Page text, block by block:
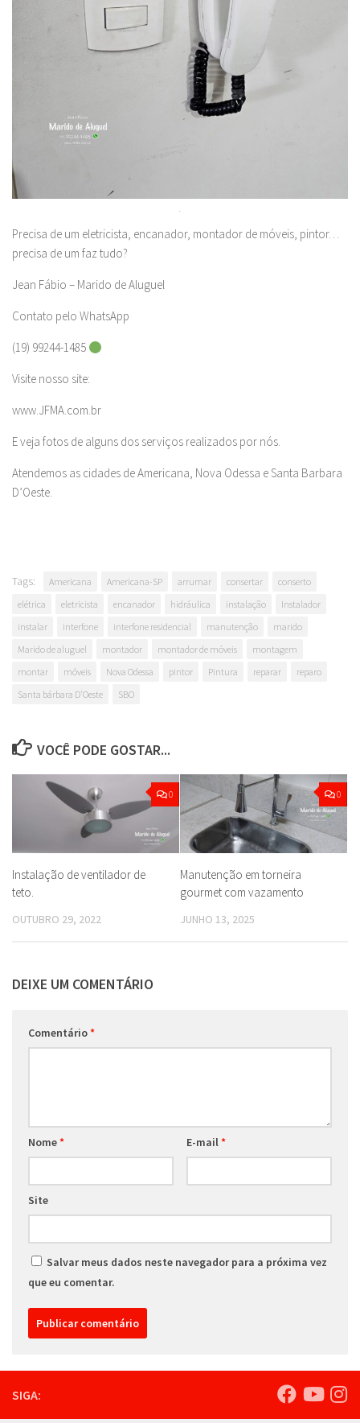
.
Precisa de um eletricista, encanador, montador de móveis, pintor…
precisa de um faz tudo?
Jean Fábio – Marido de Aluguel
Contato pelo WhatsApp
(19) 99244-1485
Visite nosso site:
www.JFMA.com.br
E veja fotos de alguns dos serviços realizados por nós.
Atendemos as cidades de Americana, Nova Odessa e Santa Barbara
D’Oeste.
Tags: Americana Americana-SP arrumar consertar
conserto
elétrica
eletricista encanador hidráulica instalação
Instalador
instalar
interfone interfone residencial manutenção
marido
Marido de aluguel
montador montador de móveis
montagem
montar
móveis Nova Odessa pintor Pintura reparar
reparo
Santa bárbara D'Oeste
SBO
VOCÊ PODE GOSTAR...
0
Instalação de ventilador de
teto.
OUTUBRO 29, 2022
0
Manutenção em torneira
gourmet com vazamento
JUNHO 13, 2025
DEIXE UM COMENTÁRIO
Comentário*
Nome* E-mail *
Site
Salvar meus dados neste navegador para a próxima vez
que eu comentar.
SIGA: